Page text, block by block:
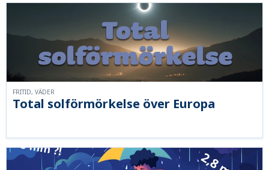
Total solförmörkelse över Europa
FRITID, VÄDER